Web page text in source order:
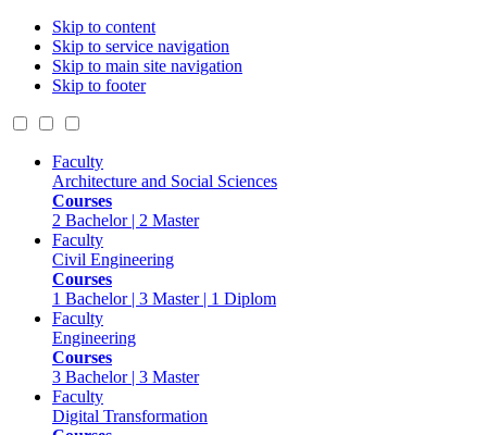
Skip to content
Skip to service navigation
Skip to main site navigation
Skip to footer
Faculty
Architecture and Social Sciences
Courses
2 Bachelor | 2 Master
Faculty
Civil Engineering
Courses
1 Bachelor | 3 Master | 1 Diplom
Faculty
Engineering
Courses
3 Bachelor | 3 Master
Faculty
Digital Transformation